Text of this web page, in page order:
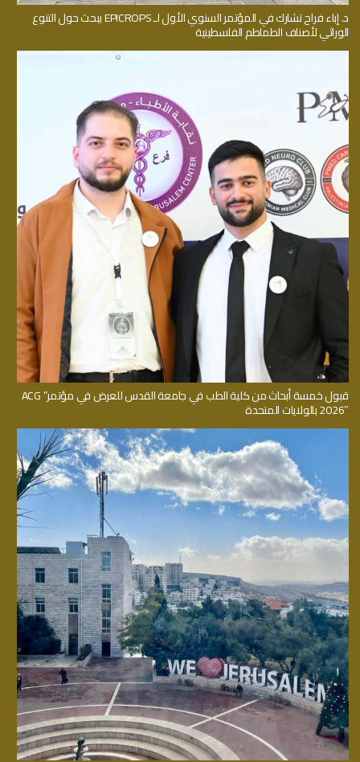
د. إباء فراح تشارك في المؤتمر السنوي الأول لـ EPICROPS ببحث حول التنوع
الوراثي لأصناف الطماطم الفلسطينية
قبول خمسة أبحاث من كلية الطب في جامعة القدس للعرض في مؤتمر” ACG
2026″ بالولايات المتحدة